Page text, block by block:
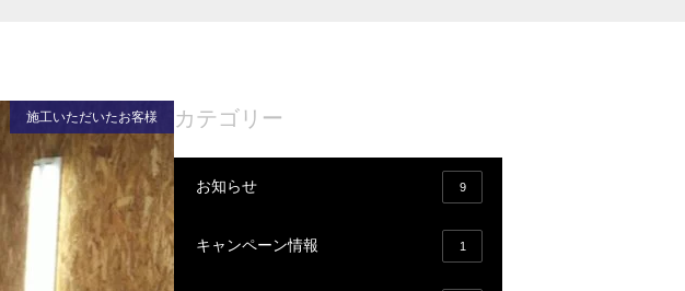
施工いただいたお客様 カテゴリー
お知らせ 9
キャンペーン情報 1